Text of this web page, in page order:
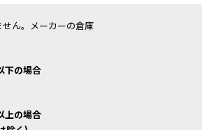
ん。メーカーの倉庫
下の場合
上の場合